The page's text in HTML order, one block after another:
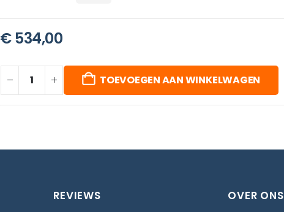
€534,00
TOEVOEGEN AAN WINKELWAGEN
REVIEWS OVER ONS